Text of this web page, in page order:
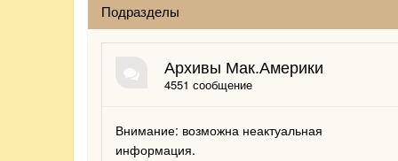
Подразделы
Архивы Мак.Америки
4551 сообщение
Внимание: возможна неактуальная
информация.